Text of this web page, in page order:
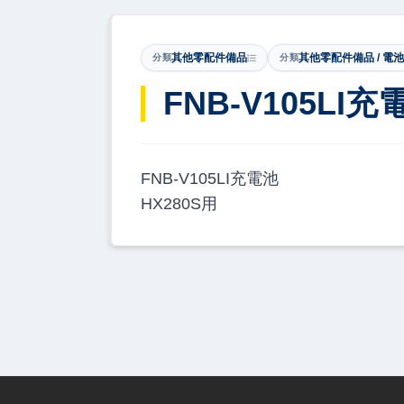
分類其他零配件備品 分類其他零配件備品 / 電池
​FNB-V105LI充
FNB-V105LI充電池
HX280S用